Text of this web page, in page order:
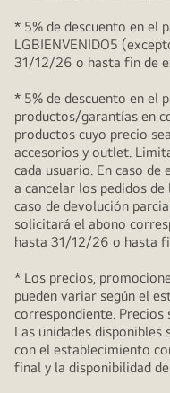
* 5% de descuento en el
LGBIENVENIDO5
31/12/26 o hasta fin de
* 5% de descuento en el
productos/garantías en
productos cuyo precio
accesorios y outlet.
cada usuario. En caso de
a cancelar los pedidos de
caso de devolución
solicitará el abono
hasta 31/12/26 o hasta
* Los precios,
pueden variar según el
correspondiente. Precios
Las unidades
con el establecimiento
final y la disponibilidad